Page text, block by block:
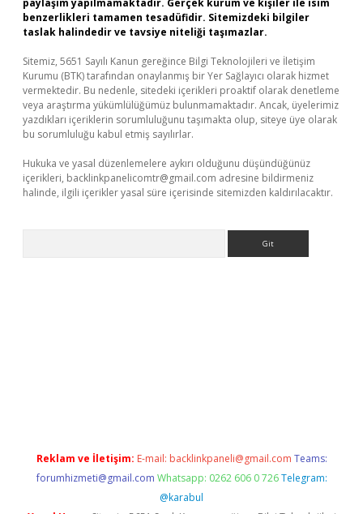
paylaşım yapılmamaktadır. Gerçek kurum ve kişiler ile isim
benzerlikleri tamamen tesadüfidir. Sitemizdeki bilgiler
taslak halindedir ve tavsiye niteliği taşımazlar.
Sitemiz, 5651 Sayılı Kanun gereğince Bilgi Teknolojileri ve İletişim
Kurumu (BTK) tarafından onaylanmış bir Yer Sağlayıcı olarak hizmet
vermektedir. Bu nedenle, sitedeki içerikleri proaktif olarak denetleme
veya araştırma yükümlülüğümüz bulunmamaktadır. Ancak, üyelerimiz
yazdıkları içeriklerin sorumluluğunu taşımakta olup, siteye üye olarak
bu sorumluluğu kabul etmiş sayılırlar.
Hukuka ve yasal düzenlemelere aykırı olduğunu düşündüğünüz
içerikleri, backlinkpanelicomtr@gmail.com adresine bildirmeniz
halinde, ilgili içerikler yasal süre içerisinde sitemizden kaldırılacaktır.
Reklam ve İletişim: E-mail: backlinkpaneli@gmail.com Teams:
forumhizmeti@gmail.com Whatsapp: 0262 606 0 726 Telegram:
@karabul